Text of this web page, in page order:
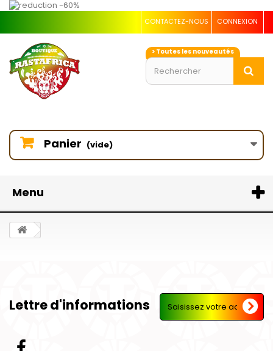
CONNEXION
CONTACTEZ-NOUS
> Toutes les nouveautés
Panier (vide)
Menu
Lettre d'informations